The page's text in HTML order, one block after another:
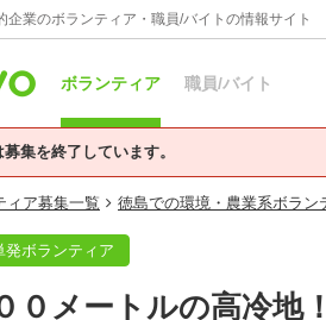
企業のボランティア・職員/バイトの情報サイト
ボランティア 職員/バイト
集を終了しています。
ィア募集一覧 徳島での環境・農業系ボラン
発ボランティア
０メートルの高冷地